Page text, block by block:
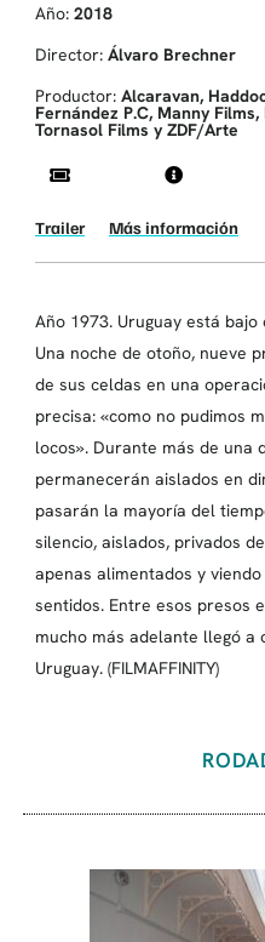
Año: 2018
Director: Álvaro Brechner
Productor: Alcaravan,
Fernández P.C, Manny
Tornasol Films y ZDF/Arte
Trailer Más información
Año 1973. Uruguay está
Una noche de otoño, nueve
de sus celdas en una
precisa: «como no pudimos
locos». Durante más de una
permanecerán aislados en
pasarán la mayoría del
silencio, aislados, privados
apenas alimentados y
sentidos. Entre esos presos
mucho más adelante llegó
Uruguay. (FILMAFFINITY)